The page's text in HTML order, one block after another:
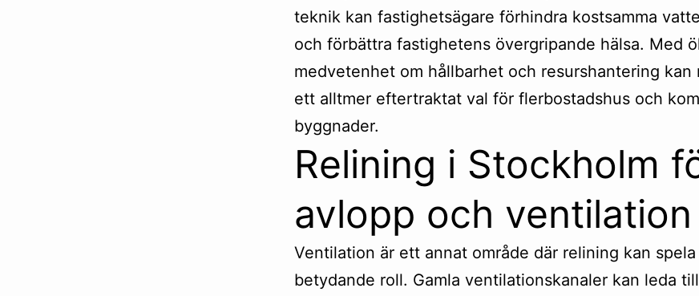
teknik kan fastighetsägare förhindra kostsamma
och förbättra fastighetens övergripande hälsa. Med
medvetenhet om hållbarhet och resurshantering kan
ett alltmer eftertraktat val för flerbostadshus och
byggnader.
Relining i Stockholm
avlopp och ventilation
Ventilation är ett annat område där relining kan spela
betydande roll. Gamla ventilationskanaler kan leda